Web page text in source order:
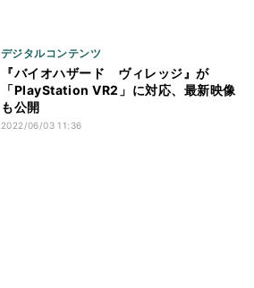
デジタルコンテンツ
『バイオハザード ヴィレッジ』が
「PlayStation VR2」に対応、最新映像
も公開
2022/06/03 11:36